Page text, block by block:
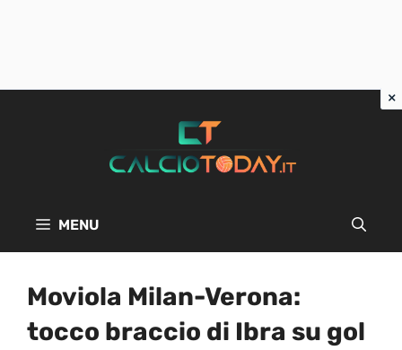
MENU
Moviola Milan-Verona:
tocco braccio di Ibra su gol